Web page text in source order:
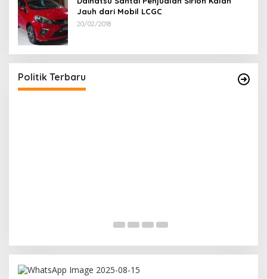
Jauh dari Mobil LCGC
20/02/2018
Politik Terbaru
Besar Bangkitkan Golkar Bangka Selatan
Di Bangka Selatan, Politik